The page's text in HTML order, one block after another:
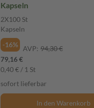
Kapseln
2X100 St
Kapseln
-16%
AVP: 94,30 €
79,16 €
0,40 € / 1 St
sofort lieferbar
In den Warenkorb